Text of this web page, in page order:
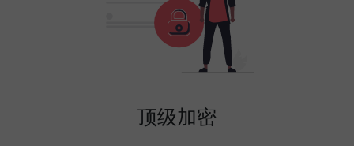
顶级加密